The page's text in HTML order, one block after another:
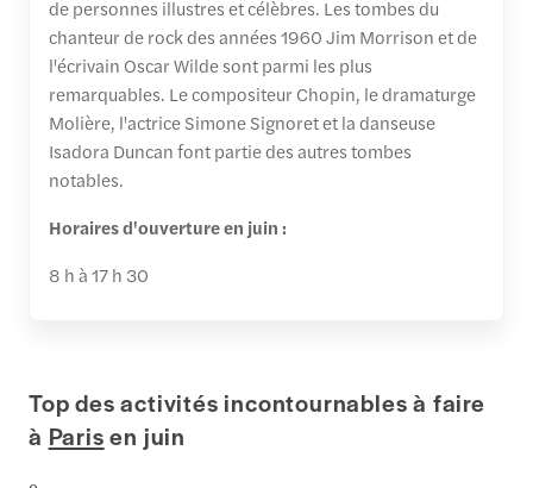
de personnes illustres et célèbres. Les tombes du
chanteur de rock des années 1960 Jim Morrison et de
l'écrivain Oscar Wilde sont parmi les plus
remarquables. Le compositeur Chopin, le dramaturge
Molière, l'actrice Simone Signoret et la danseuse
Isadora Duncan font partie des autres tombes
notables.
Horaires d'ouverture en juin :
8 h à 17 h 30
Top des activités incontournables à faire
à Parisen juin